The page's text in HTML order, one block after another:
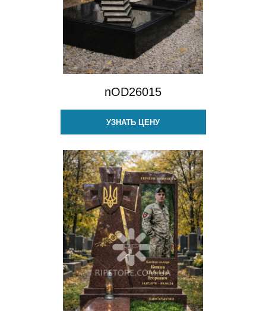
nOD26015
УЗНАТЬ ЦЕНУ